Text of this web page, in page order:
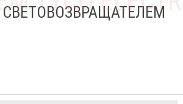
СВЕТОВОЗВРАЩАТЕЛЕМ